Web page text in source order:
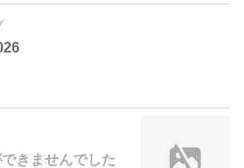
きませんでした